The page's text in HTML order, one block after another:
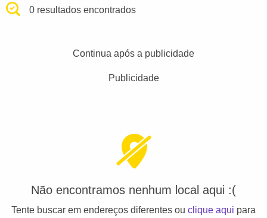
0 resultados encontrados
Continua após a publicidade
Publicidade
Não encontramos nenhum local aqui :(
Tente buscar em endereços diferentes ou clique aqui para